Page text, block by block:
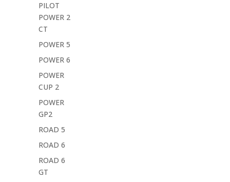
PILOT
POWER 2
CT
POWER 5
POWER 6
POWER
CUP 2
POWER
GP2
ROAD 5
ROAD 6
ROAD 6
GT